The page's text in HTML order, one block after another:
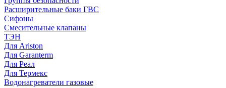
Расширительные баки ГВС
Сифоны
Смесительные клапаны
ТЭН
Для Ariston
Для Garanterm
Для Реал
Для Термекс
Водонагреватели газовые